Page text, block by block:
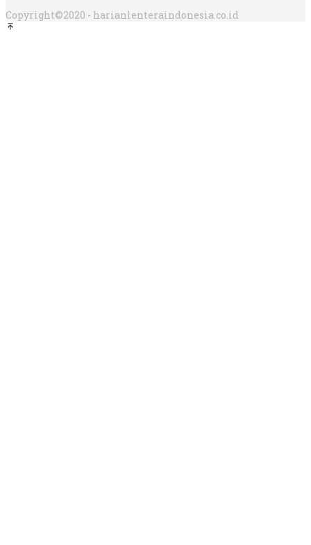
Copyright©2020 - harianlenteraindonesia.co.id